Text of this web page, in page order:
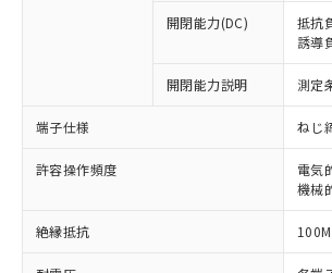
開閉能力(DC)
抵抗
誘導
開閉能力説明 測定
端子仕様 ねじ
許容操作頻度
電気
機械
絶縁抵抗
本サービスは、当社制御機
商品の当社在庫状況および
(税抜)を提供させていただ
本サービスの対象外となる
ことをご了承ください。
在庫状況および標準価格照
記載している更新日時点で
タに基づき作成されるもの
覧された時点での実際の在
調査・確認中：EU RoHS指令（
非含有の対応状況を調査中また
非該当品：ライセンス料など無形
害物質有無と関係のない商品です
仕入先様の事情により、非含有部
いたものが、含有品と判明した
むを得ず変更することがあります
鉛(Pb) 1000ppm以下、 水銀(Hg) 1000ppm
六価クロム(Cr(Ⅵ)) 1000ppm以下、ポリ臭
※1 中国RoHS○×表
「○」：最大均質材料含有率が中
基準値以下であることを示します
「×」：最大均質材料含有率が中
基準値を超えていることを示しま
「－」：未確認です。当社販売部
*中国RoHS10物質の基準値 (GB/T26572)：
Pb(鉛) :1000ppm、 Hg(水銀) : 1000ppm、
当社は、これら貴社製品の
為替および外国貿易法に定
（以下｢規制貨物等」とい
または国外への提供する場
国政府の輸出許可(または役
可)を取得するなどの必要な